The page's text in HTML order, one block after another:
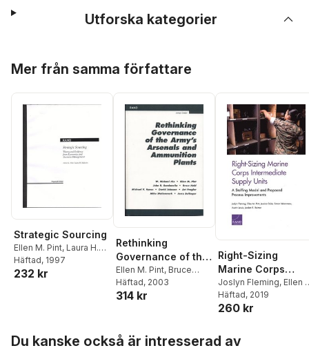
Utforska kategorier
Mer från samma författare
Strategic Sourcing
Ellen M. Pint, Laura H.
Baldwin
Häftad, 1997
232 kr
Rethinking
Governance of the
Army's Arsenals
and Ammunition
Plants
Ellen M. Pint, Bruce
Held,Michael Hynes
Häftad, 2003
314 kr
Right-Sizing
Marine Corps
Intermediate
Supply Units
Joslyn Fleming, Ellen
Pint,Jessica Duke
Simon Véronneau
Häftad, 2019
260 kr
Du kanske också är intresserad av